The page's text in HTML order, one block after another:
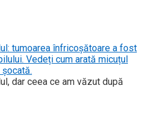
tumoarea înfricoșătoare a fost
Vedeți cum arată micuțul
dar ceea ce am văzut după